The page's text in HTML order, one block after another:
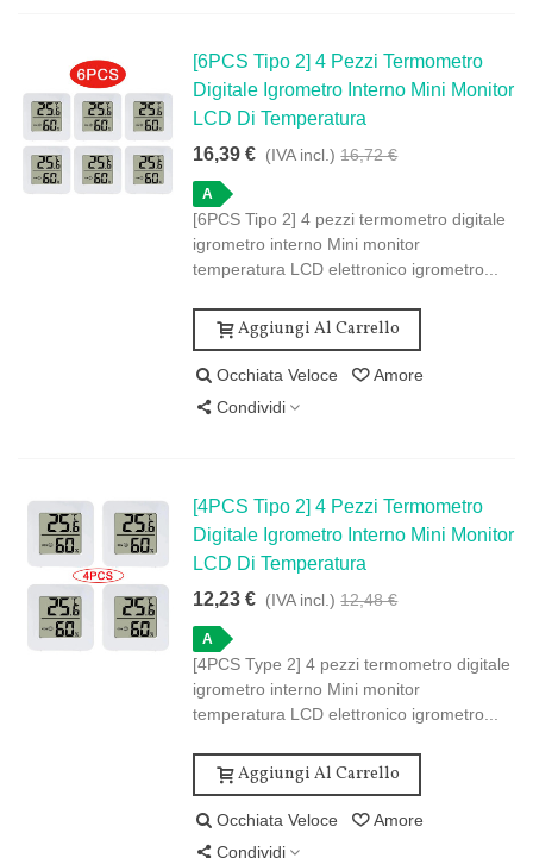
[6PCS Tipo 2] 4 Pezzi Termometro
Digitale Igrometro Interno Mini Monitor
LCD Di Temperatura
16,39 € (IVA incl.) 16,72 €
A
[6PCS Tipo 2] 4 pezzi termometro digitale
igrometro interno Mini monitor
temperatura LCD elettronico igrometro...
Aggiungi Al Carrello
Occhiata Veloce
Amore
Condividi
[4PCS Tipo 2] 4 Pezzi Termometro
Digitale Igrometro Interno Mini Monitor
LCD Di Temperatura
12,23 € (IVA incl.) 12,48 €
A
[4PCS Type 2] 4 pezzi termometro digitale
igrometro interno Mini monitor
temperatura LCD elettronico igrometro...
Aggiungi Al Carrello
Occhiata Veloce
Amore
Condividi